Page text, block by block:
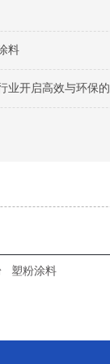
料
业开启高效与环保
塑粉涂料